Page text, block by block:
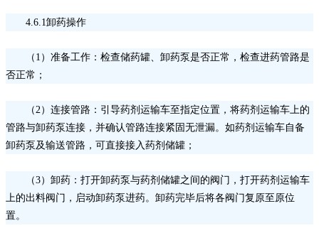
4.6.1卸药操作
（ 1）准备工作：检查储药罐、卸药泵是否正常，检查进药管路是
否正常；
（ 2）连接管路：引导药剂运输车至指定位置，将药剂运输车上的
管路与卸药泵连接，并确认管路连接紧固无泄漏。如药剂运输车自备
卸药泵及输送管路，可直接接入药剂储罐；
（3）卸药：打开卸药泵与药剂储罐之间的阀门，打开药剂运输车
上的出料阀门，启动卸药泵进药。卸药完毕后将各阀门复原至原位
置。